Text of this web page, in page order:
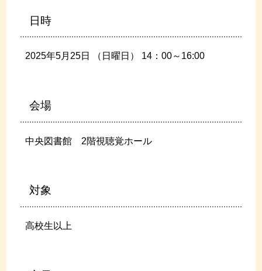
日時
2025年5月25日 （日曜日） 14 ：00～16:00
会場
中央図書館 2階視聴覚ホール
対象
高校生以上